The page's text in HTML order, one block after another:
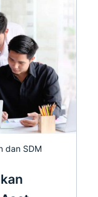
dan SDM